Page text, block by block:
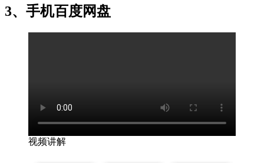
3、手机百度网盘
视频讲解